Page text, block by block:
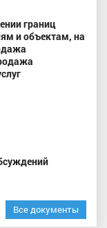
границ
и объектам, на
Все документы